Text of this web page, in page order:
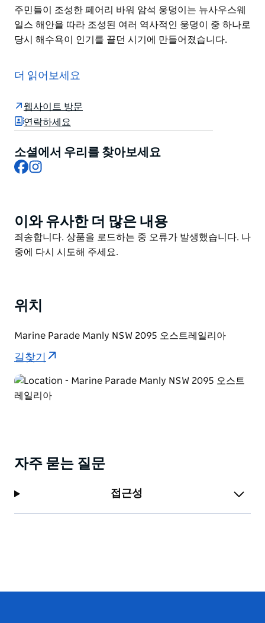
주민들이 조성한 페어리 바워 암석 웅덩이는 뉴사우스웨
일스 해안을 따라 조성된 여러 역사적인 웅덩이 중 하나로
당시 해수욕이 인기를 끌던 시기에 만들어졌습니다.
미터 길이의 암석 웅덩이입니다.
또는 '오세아니데스'라고 불리는 조각상들이 자리하고 있
으며 헬렌 리트가 제작했습니다.
뉴사우스웨일스 해안을 따라 조성된 여러 역사적인 웅덩
이 중 하나로 당시 해수욕이 인기를 끌던 시기에 만들어졌
더 읽어보세요
웹사이트 방문
연락하세요
소셜에서 우리를 찾아보세요
Facebook
Product
List
이와 유사한 더 많은 내용
Product
List
죄송합니다. 상품을 로드하는 중 오류가 발생했습니다. 나
중에 다시 시도해 주세요.
위치
Marine Parade Manly NSW 2095 오스트레일리아
길찾기
자주 묻는 질문
접근성